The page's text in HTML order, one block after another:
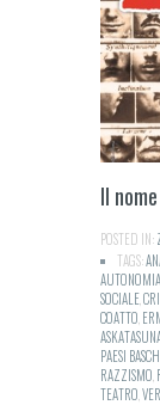
Il
POSTED IN:
TAGS:
SOCIALE
COATTO
PAESI
RAZZISMO
TEATRO